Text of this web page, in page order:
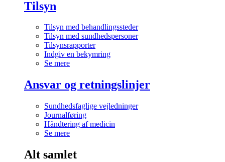
Tilsyn
Tilsyn med behandlingssteder
Tilsyn med sundhedspersoner
Tilsynsrapporter
Indgiv en bekymring
Se mere
Ansvar og retningslinjer
Sundhedsfaglige vejledninger
Journalføring
Håndtering af medicin
Se mere
Alt samlet